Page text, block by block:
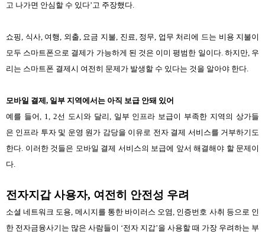
고 나가면 안심할 수 있다’고 주장했다.
쇼핑, 식사, 여행, 외출, 요금 지불, 진료, 정무, 업무 처리에 드는 비용 지불이
모두 스마트폰으로 결제가 가능하게 된 것은 이미 평범한 일이다. 하지만, 우
리는 스마트폰 결제시 여전히 문제가 발생할 수 있다는 것을 알아야 한다.
모바일 결제, 일부 지역에서는 아직 보급 안돼 있어
예를 들어, 1, 2선 도시와 달리, 일부 인프라 보급이 부족한 지역의 상가들
은 인프라 투자 및 운영 원가 감당을 이유로 전자 결제 서비스를 거부하기도
한다. 이러한 것들은 모바일 결제 서비스의 보급에 앞서 해결해야 할 문제이
다.
전자지갑 사용자, 여전히 안전성 우려
소셜 네트워크 도용, 메시지를 통한 바이러스 오염, 인증번호 사취 등으로 인
한 전자금융사기 는 많은 사람들이 ‘전자 지갑’을 사용할 때 가장 우려하는 부